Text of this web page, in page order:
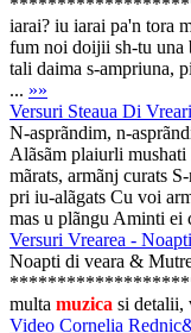
iarai? iu iarai pa'n tora
fum noi doijii sh-tu una
tali daima s-ampriuna,
... »»
Versuri Steaua Di
N-asprãndim, n-
Alãsãm plaiurli mushati
mãrats, armãnj curats
pri iu-alãgats Cu voi
mas u plãngu Aminti ei
Versuri Vrearea -
Noapti di veara &
multa muzica si detalii,
Video Cornelia